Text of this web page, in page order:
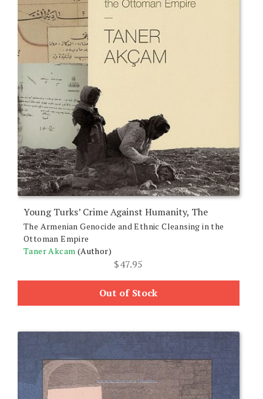
Young Turks’ Crime Against Humanity, The
The Armenian Genocide and Ethnic Cleansing in the
Ottoman Empire
Taner Akcam (Author)
$47.95
Out of Stock